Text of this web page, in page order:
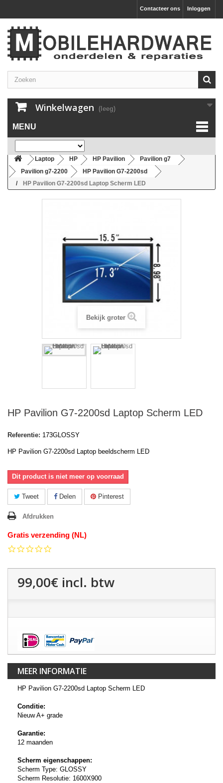
Inloggen
Contacteer ons
Winkelwagen (leeg)
MENU
Laptop HP HP Pavilion
Pavilion g7
Pavilion g7-2200
HP Pavilion G7-2200sd
HP Pavilion G7-2200sd Laptop Scherm LED
Bekijk groter
HP Pavilion G7-2200sd Laptop Scherm LED
Referentie: 173GLOSSY
HP Pavilion G7-2200sd Laptop beeldscherm LED
Dit product is niet meer op voorraad
Tweet Delen Pinterest
Afdrukken
Gratis verzending (NL)
99,00€ incl. btw
MEER INFORMATIE
HP Pavilion G7-2200sd Laptop Scherm LED
Conditie:
Nieuw A+ grade
Garantie:
12 maanden
Scherm eigenschappen:
Scherm Type: GLOSSY
Scherm Resolutie: 1600X900